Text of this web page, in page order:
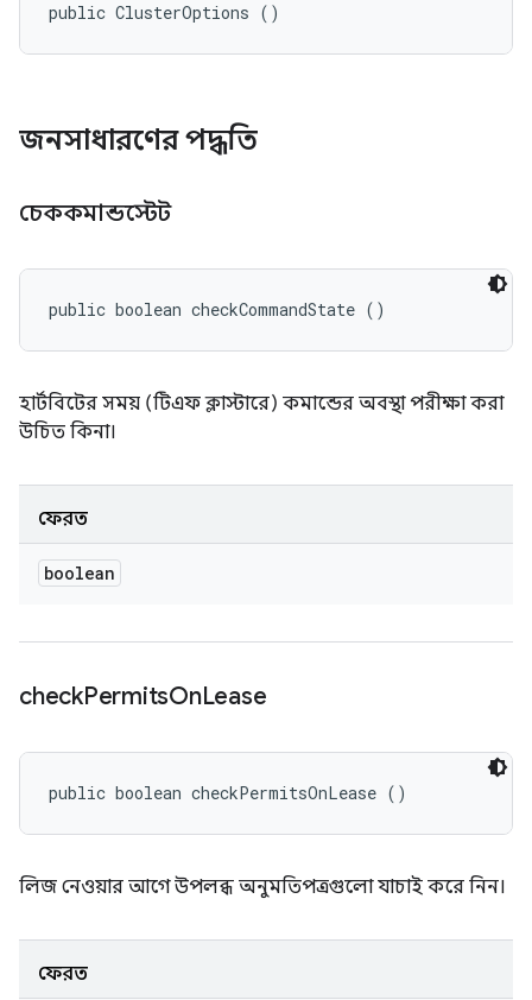
public ClusterOptions ()
জনসাধারণের পদ্ধতি
চেককমান্ডস্টেট
public boolean checkCommandState ()
হার্টবিটের সময় (টিএফ ক্লাস্টারে) কমান্ডের অবস্থা পরীক্ষা করা
উচিত কিনা।
ফেরত
boolean
checkPermitsOnLease
public boolean checkPermitsOnLease ()
লিজ নেওয়ার আগে উপলব্ধ অনুমতিপত্রগুলো যাচাই করে নিন।
ফেরত